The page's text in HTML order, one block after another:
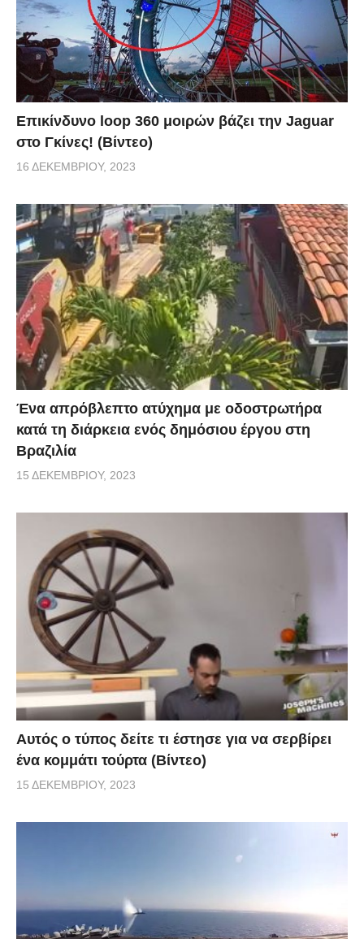
Επικίνδυνο loop 360 μοιρών βάζει την Jaguar
στο Γκίνες! (Βίντεο)
16 ΔΕΚΕΜΒΡΊΟΥ, 2023
Ένα απρόβλεπτο ατύχημα με οδοστρωτήρα
κατά τη διάρκεια ενός δημόσιου έργου στη
Βραζιλία
15 ΔΕΚΕΜΒΡΊΟΥ, 2023
Αυτός ο τύπος δείτε τι έστησε για να σερβίρει
ένα κομμάτι τούρτα (Βίντεο)
15 ΔΕΚΕΜΒΡΊΟΥ, 2023